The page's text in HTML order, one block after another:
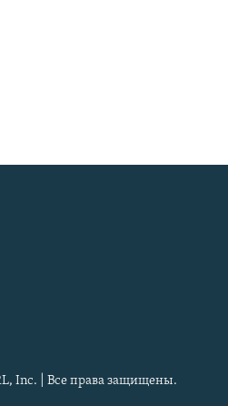
Inc. | Все права защищены.